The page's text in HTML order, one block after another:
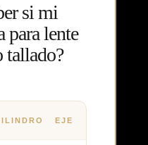
si mi
para lente
tallado?
EJE